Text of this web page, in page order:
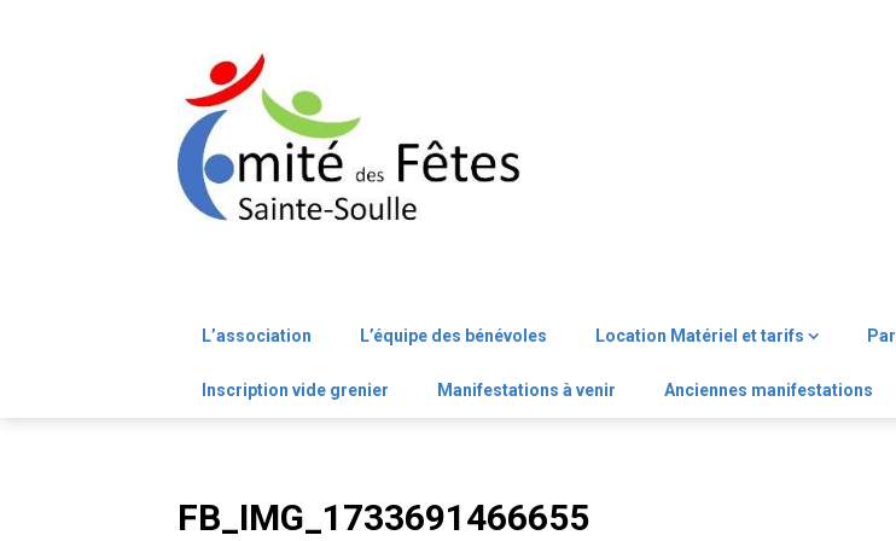
L’association L’équipe des bénévoles Location Matériel et tarifs
Inscription vide grenier Manifestations à venir Anciennes manifestations
FB_IMG_1733691466655